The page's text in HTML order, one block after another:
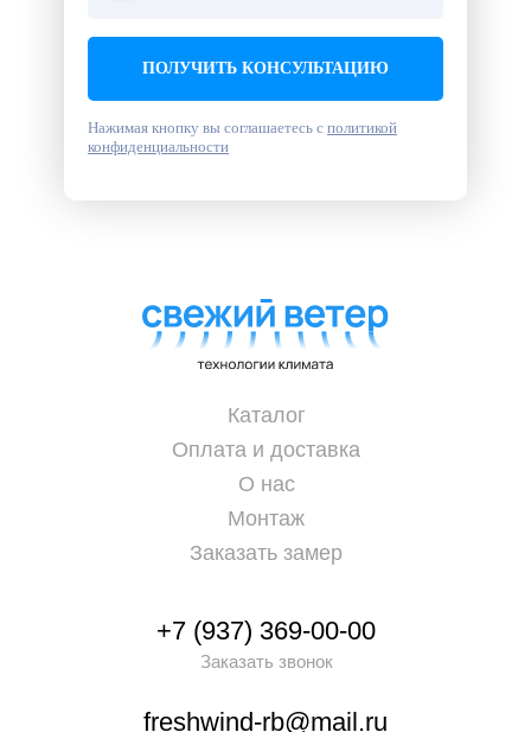
ПОЛУЧИТЬ КОНСУЛЬТАЦИЮ
Нажимая кнопку вы соглашаетесь с политикой
конфиденциальности
+7 (937) 369-00-00
Заказать звонок
freshwind-rb@mail.ru
Каталог
Оплата и доставка
О нас
Монтаж
Заказать замер